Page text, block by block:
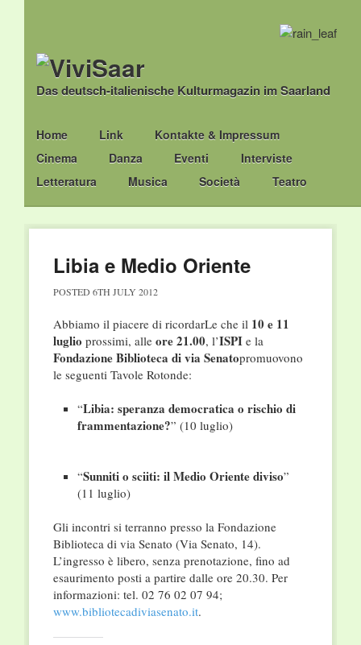
Das deutsch-italienische Kulturmagazin im Saarland
Main menu
Skip
to
content
Home Link
Kontakte & Impressum
Cinema
Danza Eventi
Interviste
Letteratura
Musica Società Teatro
Libia e Medio Oriente
POSTED 6TH JULY 2012
Abbiamo il piacere di ricordarLe che il 10 e 11
luglio prossimi, alle ore 21.00, l’ISPIe la
Fondazione Biblioteca di via Senatopromuovono
le seguenti Tavole Rotonde:
“Libia: speranza democratica o rischio di
frammentazione?” (10 luglio)
“Sunniti o sciiti: il Medio Oriente diviso”
(11 luglio)
Gli incontri si terranno presso la Fondazione
Biblioteca di via Senato (Via Senato, 14).
L’ingresso è libero, senza prenotazione, fino ad
esaurimento posti a partire dalle ore 20.30. Per
informazioni: tel. 02 76 02 07 94;
www.bibliotecadiviasenato.it.